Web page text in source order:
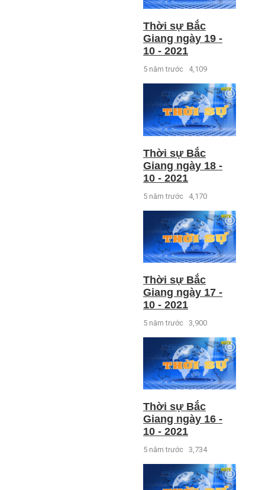
Thời sự Bắc
Giang ngày 19 -
10 - 2021
5 năm trước 4,109
Thời sự Bắc
Giang ngày 18 -
10 - 2021
5 năm trước 4,170
Thời sự Bắc
Giang ngày 17 -
10 - 2021
5 năm trước 3,900
Thời sự Bắc
Giang ngày 16 -
10 - 2021
5 năm trước 3,734